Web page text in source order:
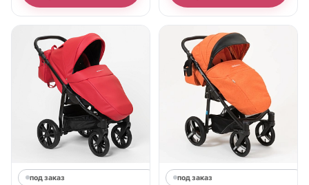
под заказ под заказ